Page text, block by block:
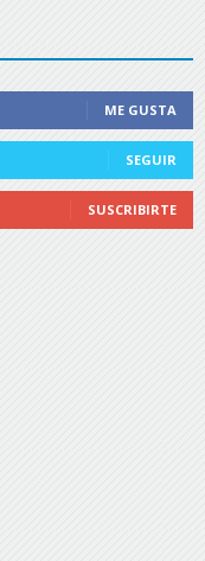
ME GUSTA
SEGUIR
SUSCRIBIRTE